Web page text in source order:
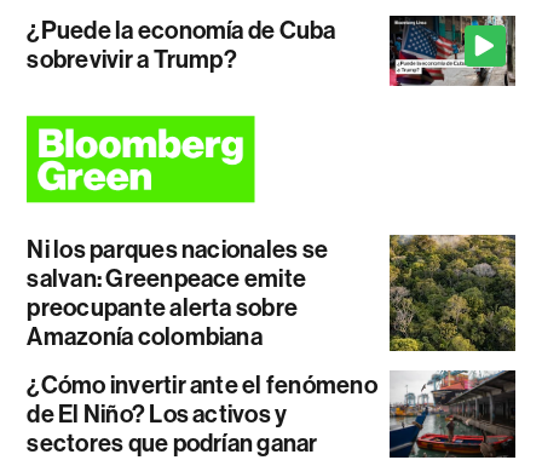
¿Puede la economía de Cuba
sobrevivir a Trump?
Ni los parques nacionales se
salvan: Greenpeace emite
preocupante alerta sobre
Amazonía colombiana
¿Cómo invertir ante el fenómeno
de El Niño? Los activos y
sectores que podrían ganar